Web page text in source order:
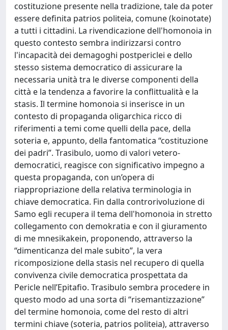
costituzione presente nella tradizione, tale da poter
essere definita patrios politeia, comune (koinotate)
a tutti i cittadini. La rivendicazione dell'homonoia in
questo contesto sembra indirizzarsi contro
l'incapacità dei demagoghi postpericlei e dello
stesso sistema democratico di assicurare la
necessaria unità tra le diverse componenti della
città e la tendenza a favorire la conflittualità e la
stasis. Il termine homonoia si inserisce in un
contesto di propaganda oligarchica ricco di
riferimenti a temi come quelli della pace, della
soteria e, appunto, della fantomatica “costituzione
dei padri”. Trasibulo, uomo di valori vetero-
democratici, reagisce con significativo impegno a
questa propaganda, con un’opera di
riappropriazione della relativa terminologia in
chiave democratica. Fin dalla controrivoluzione di
Samo egli recupera il tema dell'homonoia in stretto
collegamento con demokratia e con il giuramento
di me mnesikakein, proponendo, attraverso la
“dimenticanza del male subito”, la vera
ricomposizione della stasis nel recupero di quella
convivenza civile democratica prospettata da
Pericle nell’Epitafio. Trasibulo sembra procedere in
questo modo ad una sorta di “risemantizzazione”
del termine homonoia, come del resto di altri
termini chiave (soteria, patrios politeia), attraverso